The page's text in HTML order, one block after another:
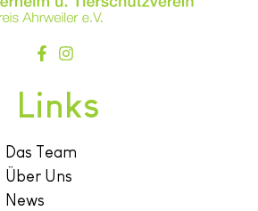
Links
Das Team
Über Uns
News